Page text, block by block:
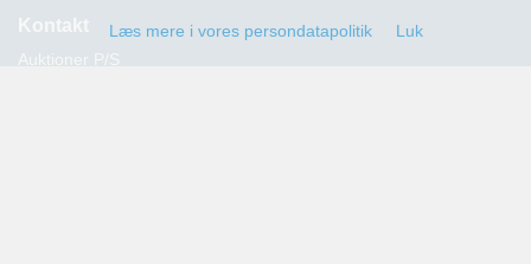
Læs mere i vores persondatapolitik Luk
Kontakt
Auktioner P/S